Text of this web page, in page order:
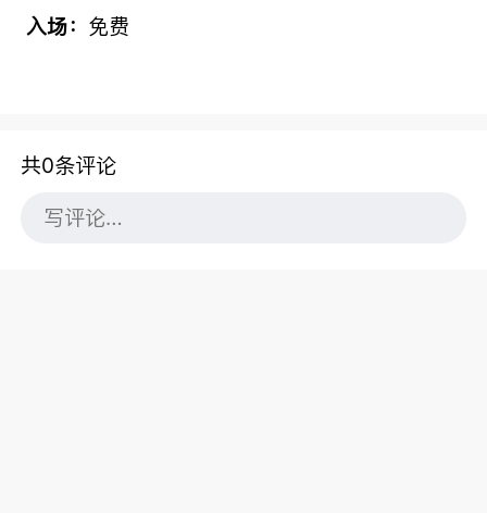
入场： 免费
共0条评论